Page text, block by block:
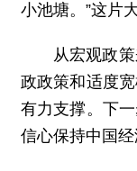
小池塘。”这片
从宏观政
政政策和适度
有力支撑。下
信心保持中国经